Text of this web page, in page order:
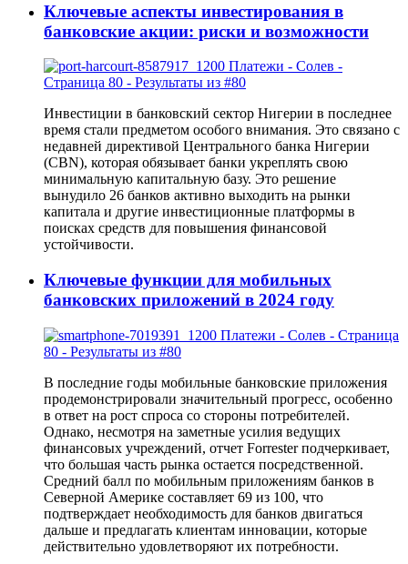
Ключевые аспекты инвестирования в
банковские акции: риски и возможности
Инвестиции в банковский сектор Нигерии в последнее
время стали предметом особого внимания. Это связано с
недавней директивой Центрального банка Нигерии
(CBN), которая обязывает банки укреплять свою
минимальную капитальную базу. Это решение
вынудило 26 банков активно выходить на рынки
капитала и другие инвестиционные платформы в
поисках средств для повышения финансовой
устойчивости.
Ключевые функции для мобильных
банковских приложений в 2024 году
В последние годы мобильные банковские приложения
продемонстрировали значительный прогресс, особенно
в ответ на рост спроса со стороны потребителей.
Однако, несмотря на заметные усилия ведущих
финансовых учреждений, отчет Forrester подчеркивает,
что большая часть рынка остается посредственной.
Средний балл по мобильным приложениям банков в
Северной Америке составляет 69 из 100, что
подтверждает необходимость для банков двигаться
дальше и предлагать клиентам инновации, которые
действительно удовлетворяют их потребности.